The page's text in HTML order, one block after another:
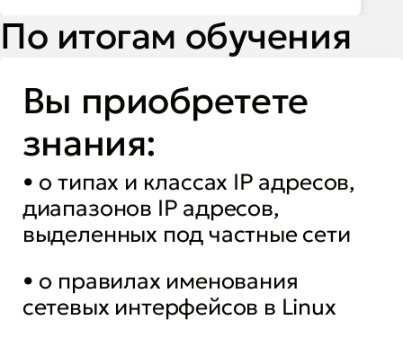
По итогам обучения
Вы приобретете
знания:
• о типах и классах IP адресов,
диапазонов IP адресов,
выделенных под частные сети
• о правилах именования
сетевых интерфейсов в Linux